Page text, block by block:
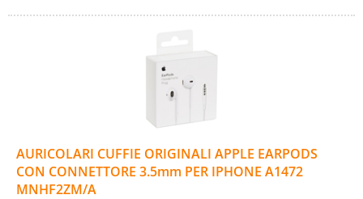
AURICOLARI CUFFIE ORIGINALI APPLE EARPODS
CON CONNETTORE 3.5mm PER IPHONE A1472
MNHF2ZM/A